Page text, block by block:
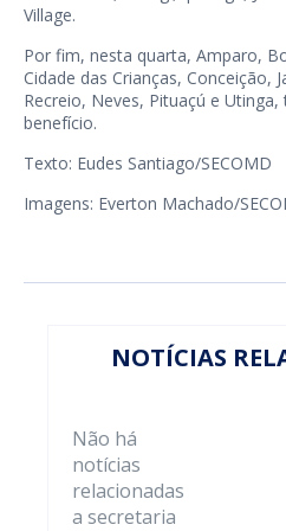
Village.
Por fim, nesta quarta, Amparo,
Cidade das Crianças, Conceição,
Recreio, Neves, Pituaçú e
benefício.
Texto: Eudes Santiago/SECOMD
Imagens: Everton Machado/
NOTÍCIAS
Não há
notícias
relacionadas
a secretaria